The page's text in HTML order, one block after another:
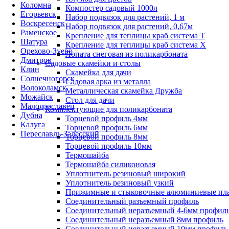
Коломна
Егорьевск
Воскресенск
Раменское
Шатура
Орехово-Зуево
Дмитров
Клин
Солнечногорск
Волоколамск
Можайск
Малоярославец
Дубна
Калуга
Переславль-Залесский
Компостер садовый 1000л
Набор подвязок для растений, 1 м
Набор подвязок для растений, 0,67м
Крепление для теплицы краб система Т
Крепление для теплицы краб система Х
Лопата снеговая из поликарбоната
Садовые скамейки и столы
Скамейка для дачи
Садовая арка из металла
Металлическая скамейка Дружба
Стол для дачи
Комплектующие для поликарбоната
Торцевой профиль 4мм
Торцевой профиль 6мм
Торцевой профиль 8мм
Торцевой профиль 10мм
Термошайба
Термошайба силиконовая
Уплотнитель резиновый широкий
Уплотнитель резиновый узкий
Прижимные и стыковочные алюминиевые
Соединительный разъемный профиль
Соединительный неразъемный 4-6мм
Соединительный неразъемный 8мм профиль